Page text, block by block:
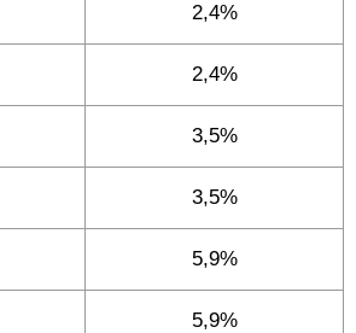
2,4%
2,4%
3,5%
3,5%
5,9%
5,9%